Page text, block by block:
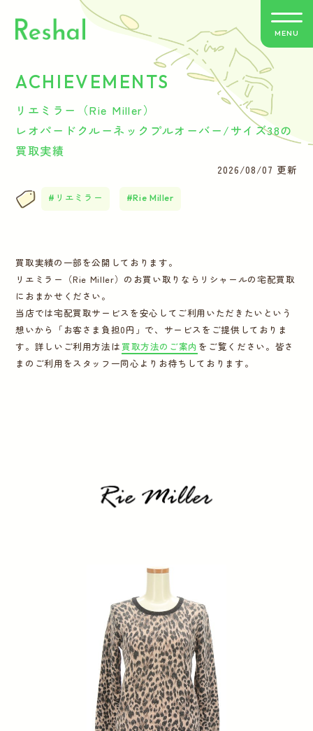
リシャールの特徴
買取方法のご案内
よくあるご質問
バイヤー紹介
運営会社
MENU
ACHIEVEMENTS
リエミラー（Rie Miller）
レオパードクルーネックプルオーバー/サイズ38の
買取実績
2026/08/07 更新
リエミラー Rie Miller
買取実績の一部を公開しております。
リエミラー（Rie Miller）のお買い取りならリシャールの宅配買取
におまかせください。
当店では宅配買取サービスを安心してご利用いただきたいという
想いから「お客さま負担0円」で、サービスをご提供しておりま
す。詳しいご利用方法は 買取方法のご案内 をご覧ください。皆さ
まのご利用をスタッフ一同心よりお待ちしております。